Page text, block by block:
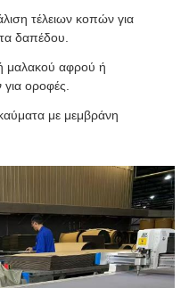
τέλειων κοπών για
δαπέδου.
μαλακού αφρού ή
οροφές.
με μεμβράνη